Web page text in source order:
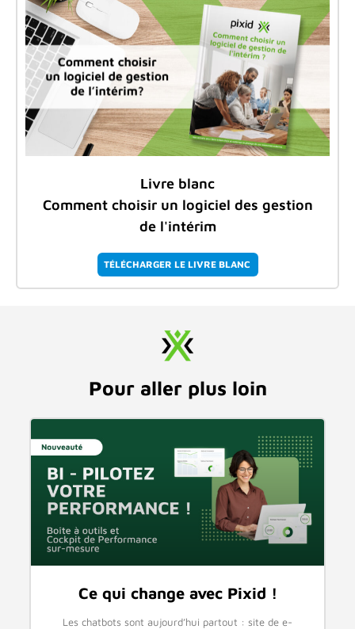
Livre blanc
Comment choisir un logiciel des gestion
de l'intérim
TÉLÉCHARGER LE LIVRE BLANC
Pour aller plus loin
Ce qui change avec Pixid !
Les chatbots sont aujourd’hui partout : site de e-